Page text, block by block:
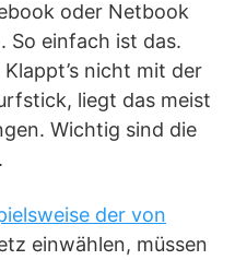
oder Netbook
So einfach ist das.
nicht mit der
liegt das meist
Wichtig sind die
der von
einwählen, müssen